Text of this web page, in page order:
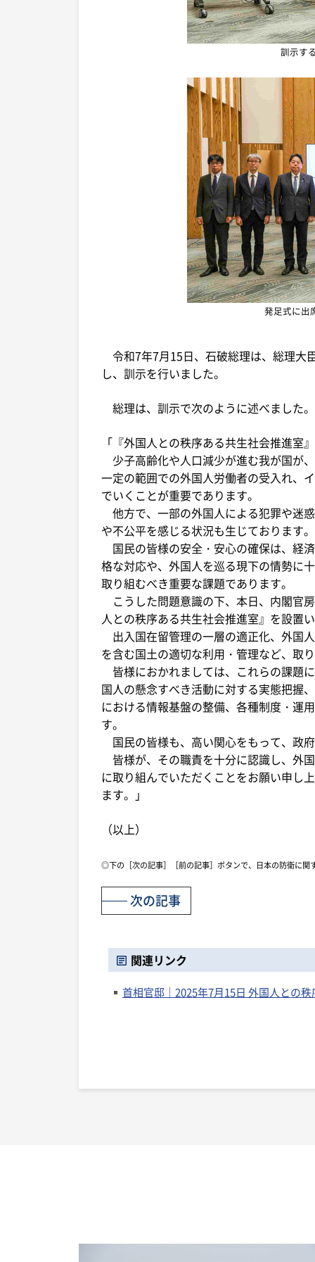
訓示す
発足式に出
令和7年7月15日、石破総理は、総理大
し、訓示を行いました。
総理は、訓示で次のように述べました。
「『外国人との秩序ある共生社会推進室
少子高齢化や人口減少が進む我が国が
一定の範囲での外国人労働者の受入れ、
でいくことが重要であります。
他方で、一部の外国人による犯罪や迷
や不公平を感じる状況も生じております。
国民の皆様の安全・安心の確保は、経
格な対応や、外国人を巡る現下の情勢に
取り組むべき重要な課題であります。
こうした問題意識の下、本日、内閣官
人との秩序ある共生社会推進室』を設置
出入国在留管理の一層の適正化、外国
を含む国土の適切な利用・管理など、取
皆様におかれましては、これらの課題
国人の懸念すべき活動に対する実態把握
における情報基盤の整備、各種制度・運
す。
国民の皆様も、高い関心をもって、政
皆様が、その職責を十分に認識し、外
に取り組んでいただくことをお願い申し
ます。」
（以上）
◎下の［次の記事］［前の記事］ボタンで、日本の防衛に関
次の記事
関連リンク
首相官邸｜2025年7月15日 外国人との